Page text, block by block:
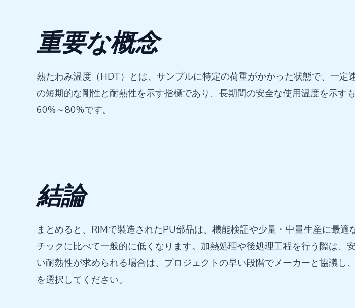
重要な概念
熱たわみ温度（HDT）とは、サンプルに特定の荷重がかかった状態で、一
の短期的な剛性と耐熱性を示す指標であり、長期間の安全な使用温度を示
60%～80%です。
結論
まとめると、RIMで製造されたPU部品は、機能検証や少量・中量生産に最
チックに比べて一般的に低くなります。加熱処理や後処理工程を行う際は
い耐熱性が求められる場合は、プロジェクトの早い段階でメーカーと協議
を選択してください。